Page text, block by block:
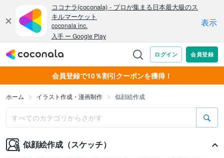
会員登録で10％割引クーポンを獲得！
ホーム イラスト作成・漫画制作 似顔絵作成
似顔絵作成（スケッチ）